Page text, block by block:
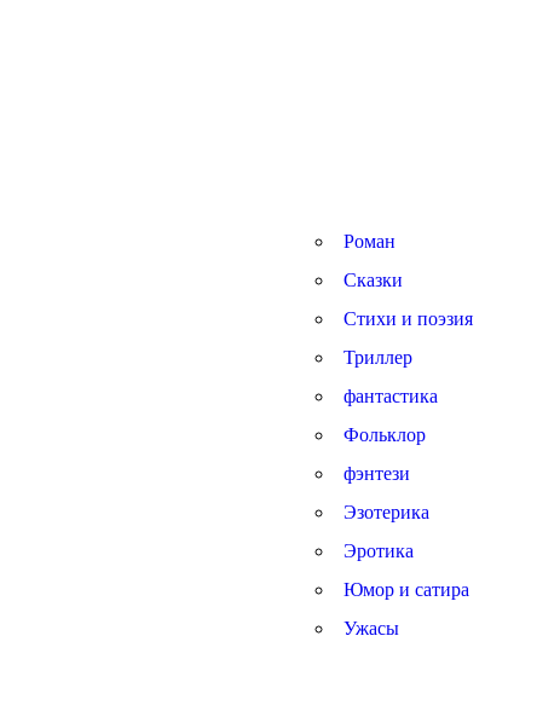
Роман
Сказки
Стихи и поэзия
Триллер
фантастика
Фольклор
фэнтези
Эзотерика
Эротика
Юмор и сатира
Ужасы